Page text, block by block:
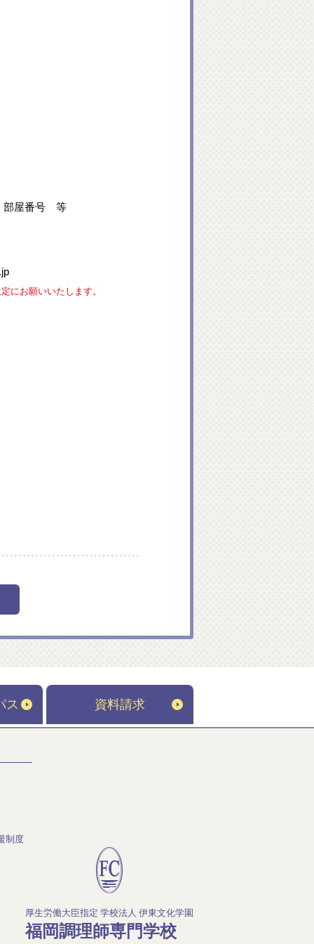
部屋番号 等
にお願いいたします。
ス 資料請求
制度
厚生労働大臣指定 学校法人 伊東文化学園
福岡調理師専門学校